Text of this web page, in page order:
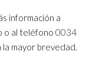
información a
o al teléfono 0034
mayor brevedad.